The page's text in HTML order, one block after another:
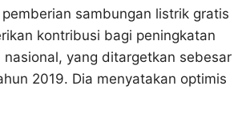
sambungan listrik gratis
kontribusi bagi peningkatan
nasional, yang ditargetkan sebesar
2019. Dia menyatakan optimis